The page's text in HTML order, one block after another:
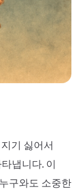
기 싫어서
냅니다. 이
구와도 소중한